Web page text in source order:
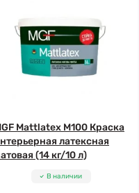
Mattlatex М100 Краска
латексная
(14 кг/10 л)
В наличии